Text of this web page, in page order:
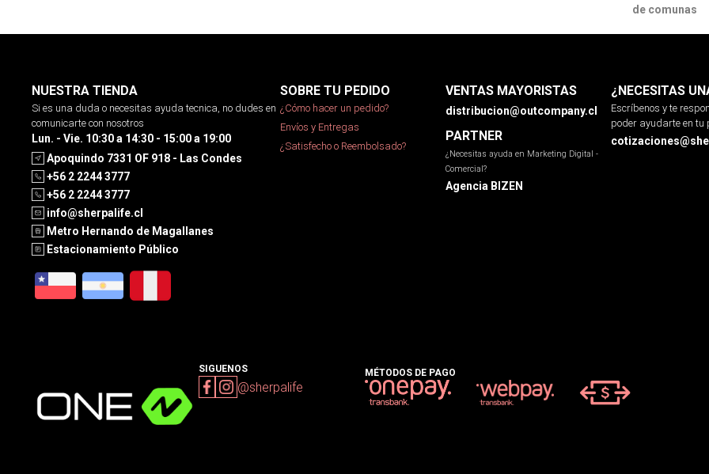
de comunas
NUESTRA TIENDA
Si es una duda o necesitas ayuda tecnica, no dudes en
comunicarte con nosotros
Lun. - Vie. 10:30 a 14:30 - 15:00 a 19:00
Apoquindo 7331 OF 918 - Las Condes
+56 2 2244 3777
+56 2 2244 3777
info@sherpalife.cl
Metro Hernando de Magallanes
Estacionamiento Público
SOBRE TU PEDIDO
¿Cómo hacer un pedido?
Envíos y Entregas
¿Satisfecho o Reembolsado?
VENTAS MAYORISTAS
distribucion@outcompany.cl
PARTNER
¿Necesitas ayuda en Marketing Digital -
Comercial?
Agencia BIZEN
¿NECESITAS
Escríbenos y te
poder ayudarte en tu
SIGUENOS
@sherpalife
MÉTODOS DE PAGO